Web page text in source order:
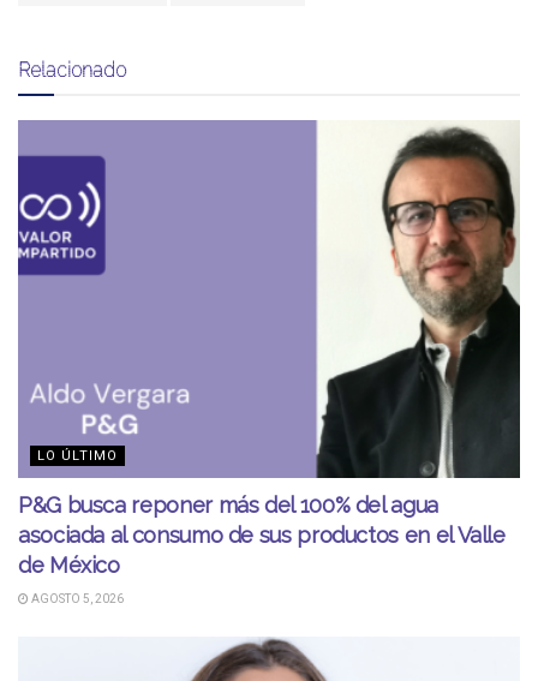
Relacionado
LO ÚLTIMO
P&G busca reponer más del 100% del agua
asociada al consumo de sus productos en el Valle
de México
AGOSTO 5, 2026